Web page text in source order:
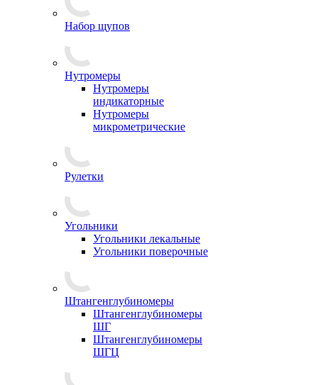
Набор щупов
Нутромеры
Нутромеры
индикаторные
Нутромеры
микрометрические
Рулетки
Угольники
Угольники лекальные
Угольники поверочные
Штангенглубиномеры
Штангенглубиномеры
ШГ
Штангенглубиномеры
ШГЦ